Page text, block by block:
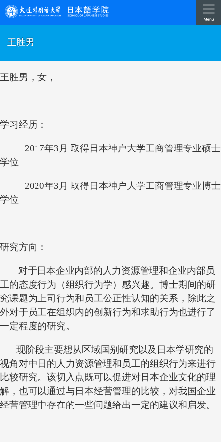
王胜男
王胜男， 女，
学习经历：
2017年3月 取得日本神户大学工商管理专业硕士
学位
2020年3月 取得日本神户大学工商管理专业博士
学位
研究方向：
对于日本企业内部的人力资源管理和企业内部员
工的态度行为（组织行为学）感兴趣。博士期间的研
究课题为上司行为和员工公正性认知的关系，除此之
外对于员工在组织内的创新行为和求助行为也进行了
一定程度的研究。
现阶段主要想从区域国别研究以及日本学研究的
视角对中日的人力资源管理和员工的组织行为来进行
比较研究。该切入点既可以促进对日本企业文化的理
解，也可以通过与日本经营管理的比较，对我国企业
经营管理中存在的一些问题给出一定的建议和启发。